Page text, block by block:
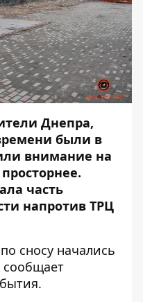
Днепра,
были в
внимание на
часть
напротив ТРЦ
сносу начались
сообщает